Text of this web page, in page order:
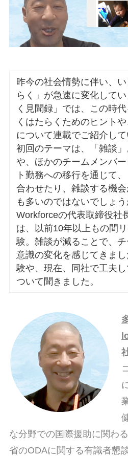
昨今の社会情勢に伴い、
らく」が急速に変化して
く見聞録」では、この時
くはたらくためのヒント
について連載でご紹介して
初回のテーマは、「雑談
や、ほかのチームメンバ
ト勤務への移行を通じて
合わせたり、雑談する機
も多いのではないでしょ
Workforceの代表取締役社
は、以前10年以上もの間
験。雑談が減ることで、
意識の変化を感じてきま
験や、現在、同社で工夫
ついて聞きました。
な分野での国際援助に関わ
省のODAに関する有識者懇